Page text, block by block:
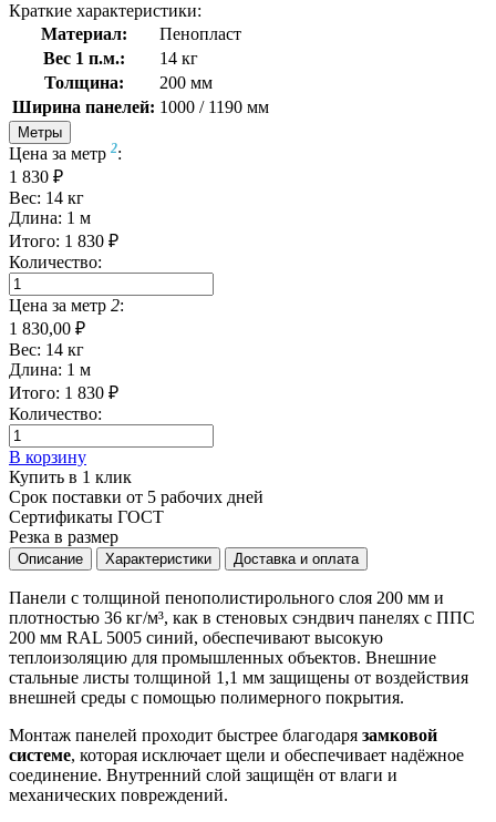
Краткие характеристики:
Материал:
Пенопласт
Вес 1 п.м.:
14 кг
Толщина:
200 мм
Ширина панелей: 1000 / 1190 мм
Метры
Цена за метр 2:
1 830 ₽
Вес: 14 кг
Длина: 1 м
Итого: 1 830 ₽
Количество:
Цена за метр 2:
1 830,00 ₽
Вес: 14 кг
Длина: 1 м
Итого: 1 830 ₽
Количество:
В корзину
Купить в 1 клик
Срок поставки от 5 рабочих дней
Сертификаты ГОСТ
Резка в размер
Описание Характеристики Доставка и оплата
Панели с толщиной пенополистирольного слоя 200 мм и
плотностью 36 кг/м³, как в стеновых сэндвич панелях с ППС
200 мм RAL 5005 синий, обеспечивают высокую
теплоизоляцию для промышленных объектов. Внешние
стальные листы толщиной 1,1 мм защищены от воздействия
внешней среды с помощью полимерного покрытия.
Монтаж панелей проходит быстрее благодаря замковой
системе, которая исключает щели и обеспечивает надёжное
соединение. Внутренний слой защищён от влаги и
механических повреждений.